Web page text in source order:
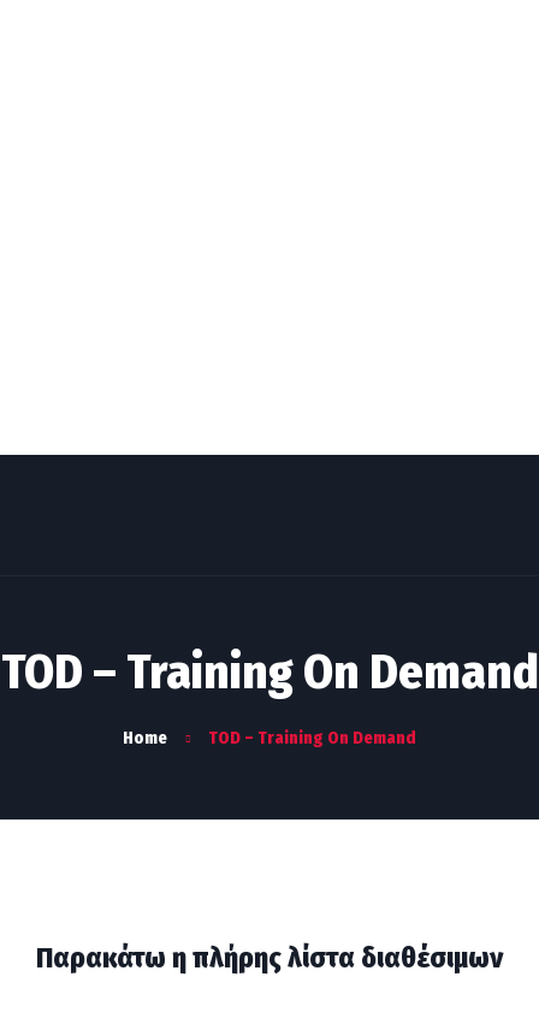
TOD – Training On Demand
Home TOD – Training On Demand
Παρακάτω η πλήρης λίστα διαθέσιμων